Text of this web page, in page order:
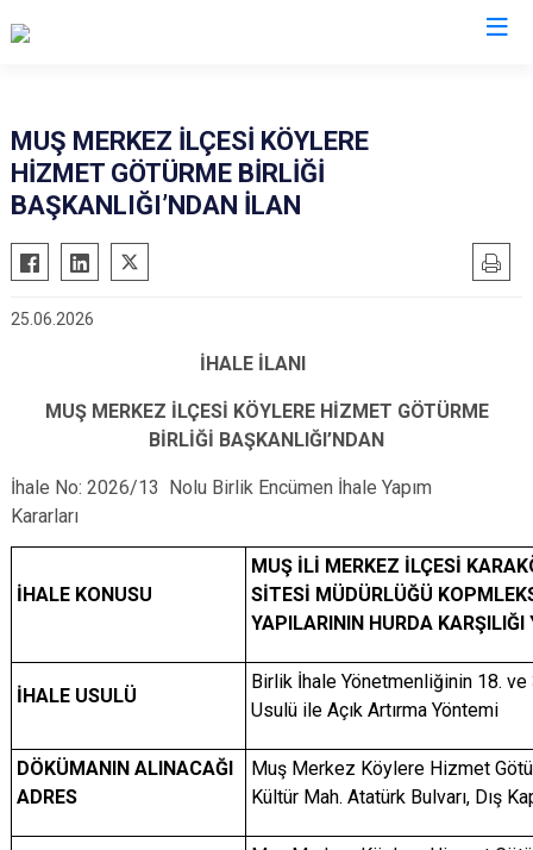
MUŞ MERKEZ İLÇESİ KÖYLERE
HİZMET GÖTÜRME BİRLİĞİ
BAŞKANLIĞI’NDAN İLAN
25.06.2026
İHALE İLANI
MUŞ MERKEZ İLÇESİ KÖYLERE HİZMET GÖTÜRME
BİRLİĞİ BAŞKANLIĞI’NDAN
İhale No: 2026/13 Nolu Birlik Encümen İhale Yapım
Kararları
İHALE KONUSU
MUŞ İLİ MERKEZ İLÇESİ
SİTESİ MÜDÜRLÜĞÜ
YAPILARININ HURDA KARŞILIĞI
İHALE USULÜ
Birlik İhale Yönetmenliğinin 18.
Usulü ile Açık Artırma Yöntemi
DÖKÜMANIN ALINACAĞI
ADRES
Muş Merkez Köylere Hizmet
Kültür Mah. Atatürk Bulvarı, Dış